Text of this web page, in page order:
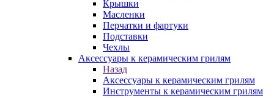
Крышки
Масленки
Перчатки и фартуки
Подставки
Чехлы
Аксессуары к керамическим грилям
Назад
Аксессуары к керамическим грилям
Инструменты к керамическим грилям